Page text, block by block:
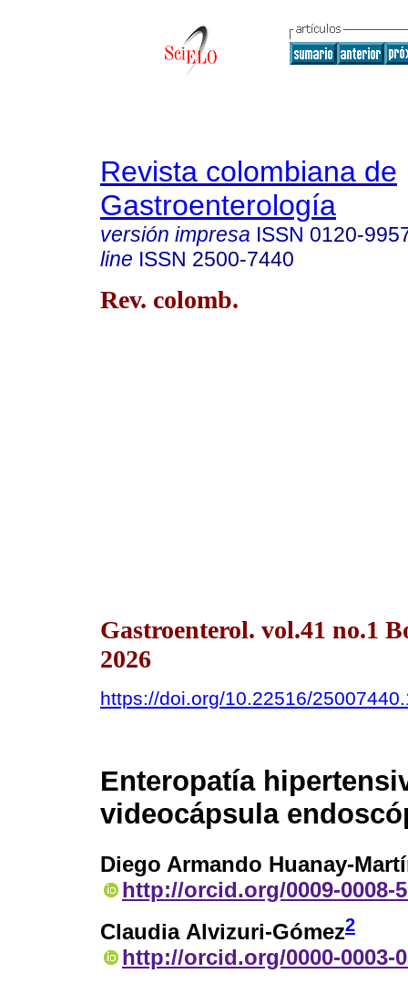
Revista colombiana de
Gastroenterología
versión impresa ISSN 0120-
line ISSN 2500-7440
Rev. colomb.
Gastroenterol. vol.41 no.1
2026
https://doi.org/10.22516/
Enteropatía
videocápsula
Diego Armando Huanay-
http://orcid.org/0009-0008-
Claudia Alvizuri-Gómez2
http://orcid.org/0000-0003-